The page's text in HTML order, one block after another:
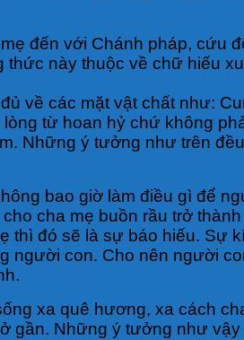
đến với Chánh pháp, cứu
này thuộc về chữ hiếu
về các mặt vật chất như:
từ hoan hỷ chứ không
Những ý tưởng như trên
bao giờ làm điều gì để
cha mẹ buồn rầu trở
thì đó sẽ là sự báo hiếu. Sự
người con. Cho nên người
xa quê hương, xa cách
gần. Những ý tưởng như vậy